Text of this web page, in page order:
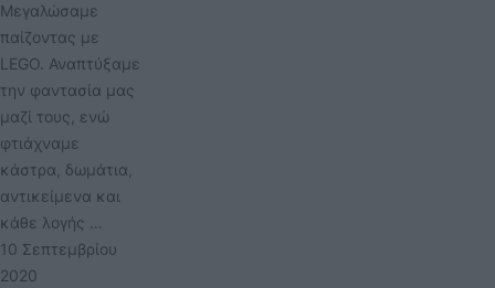
Μεγαλώσαμε
παίζοντας με
LEGO. Αναπτύξαμε
την φαντασία μας
μαζί τους, ενώ
φτιάχναμε
κάστρα, δωμάτια,
αντικείμενα και
κάθε λογής …
10 Σεπτεμβρίου
2020